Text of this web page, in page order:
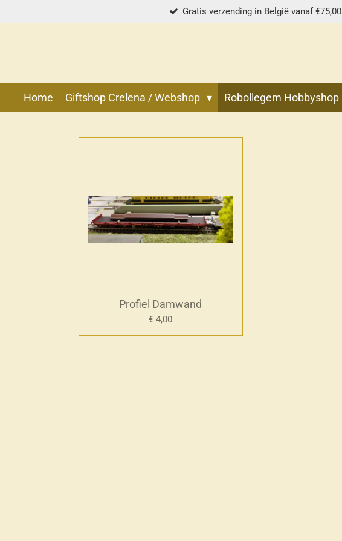
direct
Gratis verzending in België vanaf €75,00
Home Giftshop Crelena / Webshop Robollegem Hobbyshop
Profiel Damwand
€ 4,00